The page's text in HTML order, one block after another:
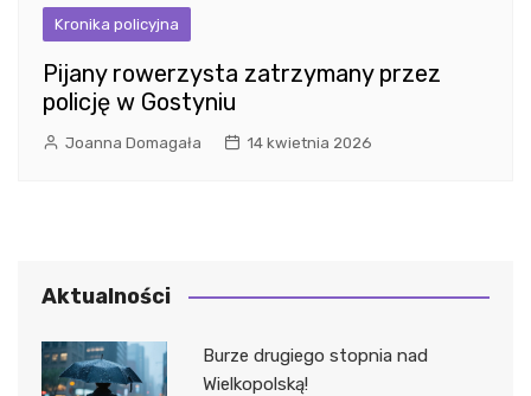
Kronika policyjna
Pijany rowerzysta zatrzymany przez
policję w Gostyniu
Joanna Domagała 14 kwietnia 2026
Aktualności
Burze drugiego stopnia nad
Wielkopolską!